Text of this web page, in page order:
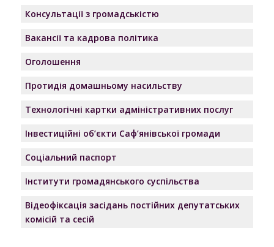
Консультації з громадськістю
Вакансії та кадрова політика
Оголошення
Протидія домашньому насильству
Технологічні картки адміністративних послуг
Інвестиційні об’єкти Саф’янівської громади
Соціальний паспорт
Інститути громадянського суспільства
Відеофіксація засідань постійних депутатських
комісій та сесій